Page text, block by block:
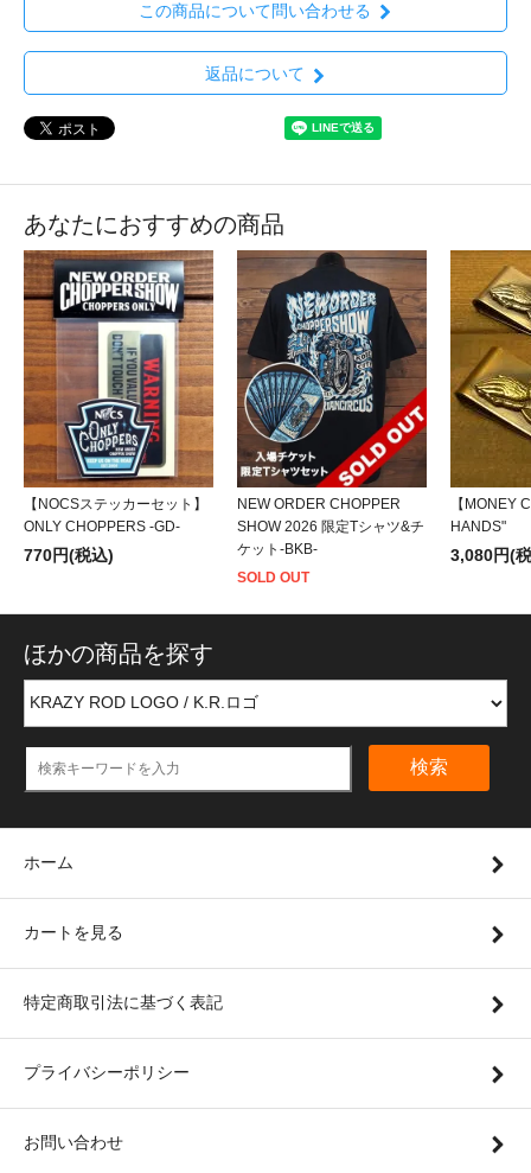
この商品について問い合わせる
返品について
あなたにおすすめの商品
【NOCSステッカーセット】
ONLY CHOPPERS -GD-
770円(税込)
NEW ORDER CHOPPER
SHOW 2026 限定Tシャツ&チ
ケット-BKB-
SOLD OUT
【MONEY
HANDS"
3,080円(
ほかの商品を探す
検索
ホーム
カートを見る
特定商取引法に基づく表記
プライバシーポリシー
お問い合わせ